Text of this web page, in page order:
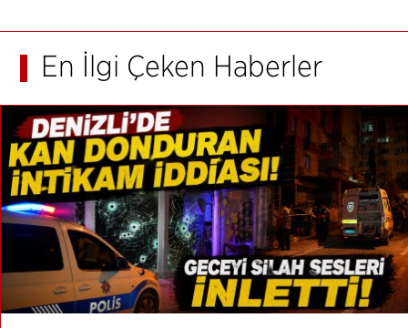
En İlgi Çeken Haberler